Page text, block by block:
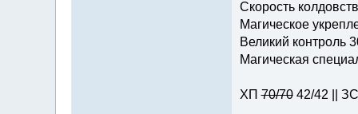
Скорость
Магическое
Великий контроль
Магическая
ХП70/7042/42 ||